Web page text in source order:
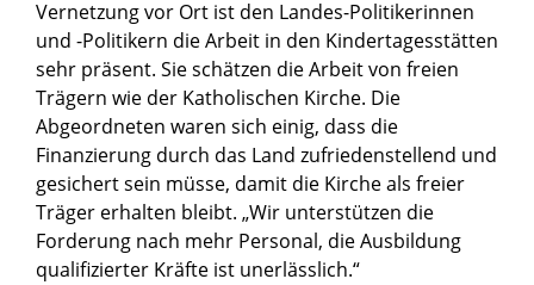
Vernetzung vor Ort ist den Landes-Politikerinnen
und -Politikern die Arbeit in den Kindertagesstätten
sehr präsent. Sie schätzen die Arbeit von freien
Trägern wie der Katholischen Kirche. Die
Abgeordneten waren sich einig, dass die
Finanzierung durch das Land zufriedenstellend und
gesichert sein müsse, damit die Kirche als freier
Träger erhalten bleibt. „Wir unterstützen die
Forderung nach mehr Personal, die Ausbildung
qualifizierter Kräfte ist unerlässlich.“